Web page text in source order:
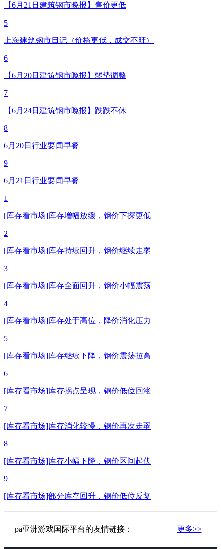
【6月21日建筑钢市晚报】售价更低
5
上海建筑钢市日记（价格更低，成交不旺）
6
【6月20日建筑钢市晚报】弱势调整
7
【6月24日建筑钢市晚报】跌跌不休
8
6月20日行业要闻早餐
9
6月21日行业要闻早餐
1
[库存看市场]库存增幅放缓，钢价下探更低
2
[库存看市场]库存持续回升，钢价继续走弱
3
[库存看市场]库存全面回升，钢价小幅震荡
4
[库存看市场]库存处于高位，降价消化压力
5
[库存看市场]库存继续下降，钢价震荡拉高
6
[库存看市场]库存拐点呈现，钢价低位回涨
7
[库存看市场]库存消化较慢，钢价再次走弱
8
[库存看市场]库存小幅下降，钢价区间起伏
9
[库存看市场]部分库存回升，钢价低位反复
pa亚洲游戏国际平台的友情链接： 更多>>